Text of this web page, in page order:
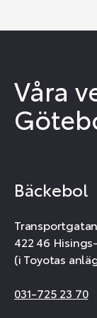
Våra
Bäckebol
422 46
(i Toyotas
031-725 23 70